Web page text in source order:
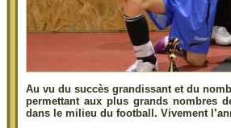
Au vu du succès grandissant et du
permettant aux plus grands nombres
dans le milieu du football. Vivement